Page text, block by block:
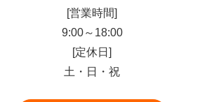
[営業時間]
9:00～18:00
[定休日]
土・日・祝